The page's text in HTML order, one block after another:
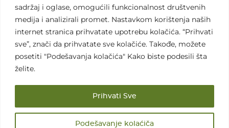
sadržaj i oglase, omogućili funkcionalnost društvenih
medija i analizirali promet. Nastavkom korištenja naših
internet stranica prihvatate upotrebu kolačića. “Prihvati
sve”, znači da prihvatate sve kolačiće. Takođe, možete
posetiti "Podešavanja kolačića" Kako biste podesili šta
želite.
Podešavanje kolaćiča
Prihvati Sve
Kontakt
Kontakt
Sva prava zadržana. 2007 - 2026. © Agromedia d.o.o.
Uslovi korišćenja
Politika privatnosti